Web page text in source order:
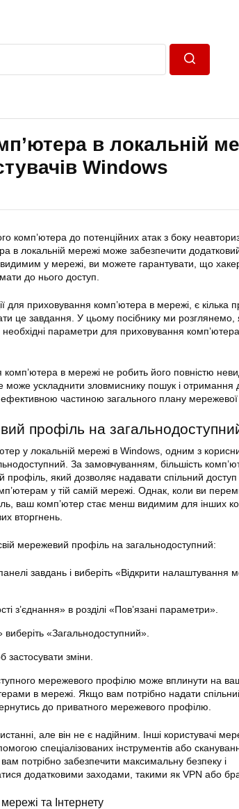
в локальній
Windows
комп’ютера до потенційних атак з боку
в локальній мережі може забезпечити
у мережі, ви можете гарантувати, що
до нього доступ.
для приховування комп’ютера в мережі, є кілька
це завдання. У цьому посібнику ми розглянемо,
параметри для приховування
комп’ютера в мережі не робить його повністю
ускладнити зловмиснику пошук і отримання
частиною загального плану мережевої
профіль на
у локальній мережі в Windows, одним з
За замовчуванням, більшість
який дозволяє надавати спільний доступ
у тій самій мережі. Однак, коли ви
ваш комп’ютер стає менш видимим для інших
вторгнень.
мережевий профіль на загальнодоступний:
завдань і виберіть «Відкрити налаштування
з’єднання» в розділі «Пов’язані параметри».
«Загальнодоступний».
зміни.
мережевого профілю може вплинути на
в мережі. Якщо вам потрібно надати
до приватного мережевого профілю.
але він не є надійним. Інші користувачі
спеціалізованих інструментів або
потрібно забезпечити максимальну безпеку і
додатковими заходами, такими як VPN або
та Інтернету